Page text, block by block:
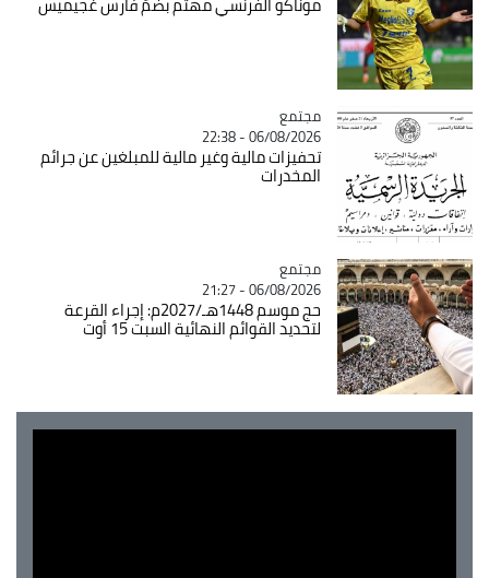
Catégorie
مجتمع
06/08/2026 - 22:38
تحفيزات مالية وغير مالية للمبلغين عن جرائم
المخدرات
Catégorie
مجتمع
06/08/2026 - 21:27
حج موسم 1448هـ/2027م: إجراء القرعة
لتحديد القوائم النهائية السبت 15 أوت